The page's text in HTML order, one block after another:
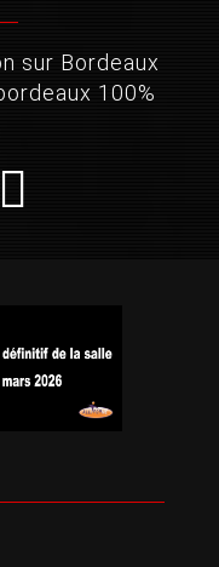
sur Bordeaux
100%